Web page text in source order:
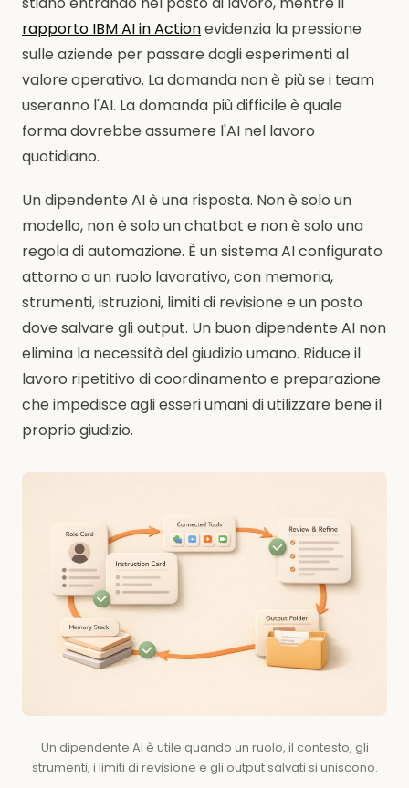
rapporto IBM AI in Actionevidenzia la pressione
sulle aziende per passare dagli esperimenti al
valore operativo. La domanda non è più se i team
useranno l'AI. La domanda più difficile è quale
forma dovrebbe assumere l'AI nel lavoro
quotidiano.
Un dipendente AI è una risposta. Non è solo un
modello, non è solo un chatbot e non è solo una
regola di automazione. È un sistema AI configurato
attorno a un ruolo lavorativo, con memoria,
strumenti, istruzioni, limiti di revisione e un posto
dove salvare gli output. Un buon dipendente AI non
elimina la necessità del giudizio umano. Riduce il
lavoro ripetitivo di coordinamento e preparazione
che impedisce agli esseri umani di utilizzare bene il
proprio giudizio.
Un dipendente AI è utile quando un ruolo, il contesto, gli
strumenti, i limiti di revisione e gli output salvati si uniscono.